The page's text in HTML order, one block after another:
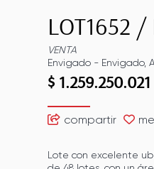
LOT1652 /
VENTA
Envigado - Envigado,
$ 1.259.250.021
compartir
Lote con excelente